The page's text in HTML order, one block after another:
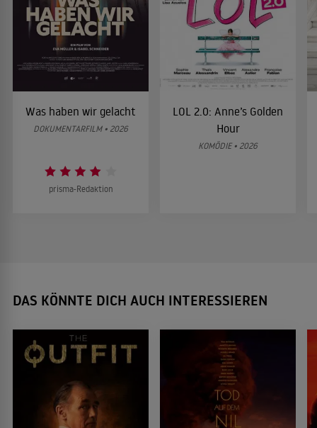
Was haben wir gelacht
DOKUMENTARFILM • 2026
prisma-Redaktion
LOL 2.0: Anne’s Golden
Hour
KOMÖDIE • 2026
DAS KÖNNTE DICH AUCH INTERESSIEREN